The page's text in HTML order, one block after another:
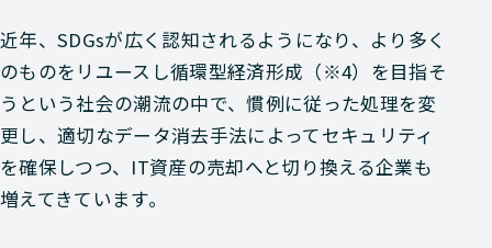
近年、SDGsが広く認知されるようになり、より多く
のものをリユースし循環型経済形成（※4）を目指そ
うという社会の潮流の中で、慣例に従った処理を変
更し、適切なデータ消去手法によってセキュリティ
を確保しつつ、IT資産の売却へと切り換える企業も
増えてきています。